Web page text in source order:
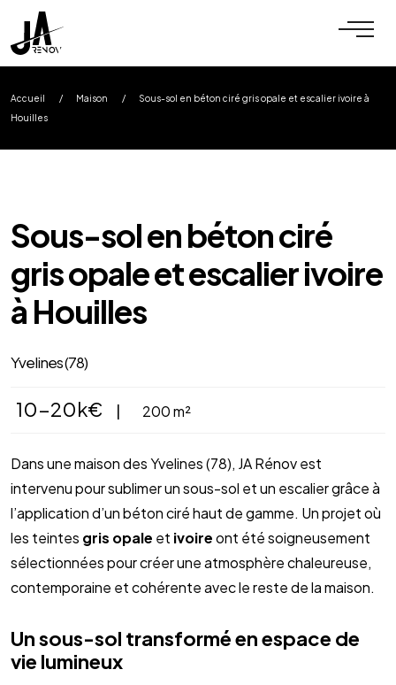
Accueil / Maison /
Sous-sol en béton ciré gris opale et escalier ivoire à
Houilles
Sous-sol en béton ciré
gris opale et escalier ivoire
à Houilles
Yvelines (78)
10-20k€ 200 m²
Dans une maison des Yvelines (78), JA Rénov est
intervenu pour sublimer un sous-sol et un escalier grâce à
l’application d’un béton ciré haut de gamme. Un projet où
les teintes gris opale et ivoireont été soigneusement
sélectionnées pour créer une atmosphère chaleureuse,
contemporaine et cohérente avec le reste de la maison.
Un sous-sol transformé en espace de
vie lumineux